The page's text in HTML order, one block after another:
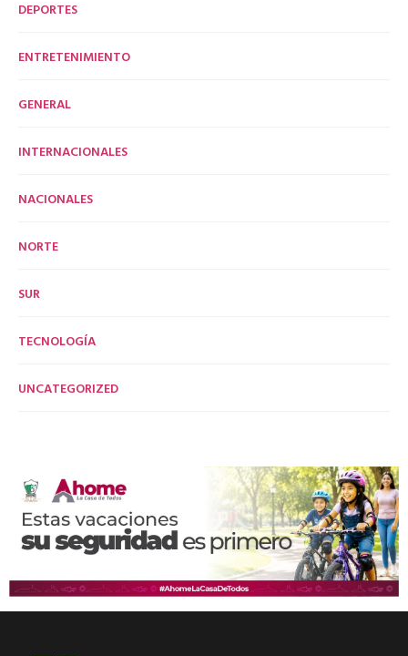
DEPORTES
ENTRETENIMIENTO
GENERAL
INTERNACIONALES
NACIONALES
NORTE
SUR
TECNOLOGÍA
UNCATEGORIZED